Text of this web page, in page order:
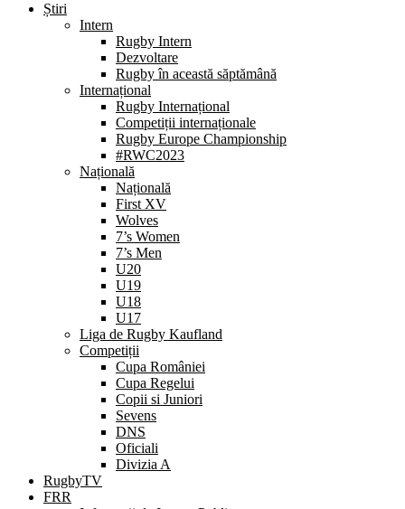
Știri
Intern
Rugby Intern
Dezvoltare
Rugby în această săptămână
Internațional
Rugby Internațional
Competiții internaționale
Rugby Europe Championship
#RWC2023
Națională
Națională
First XV
Wolves
7’s Women
7’s Men
U20
U19
U18
U17
Liga de Rugby Kaufland
Competiții
Cupa României
Cupa Regelui
Copii si Juniori
Sevens
DNS
Oficiali
Divizia A
RugbyTV
FRR